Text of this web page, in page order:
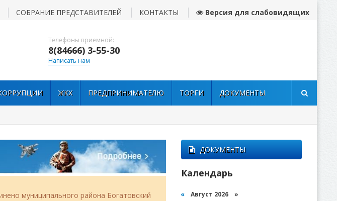
Телефоны приемной:
8(84666) 3-55-30
Написать нам
СОБРАНИЕ ПРЕДСТАВИТЕЛЕЙ КОНТАКТЫ Версия для слабовидящих
ЖКХ ПРЕДПРИНИМАТЕЛЮ ТОРГИ ДОКУМЕНТЫ
муниципального района Богатовский
ДОКУМЕНТЫ
Календарь
« Август 2026 »